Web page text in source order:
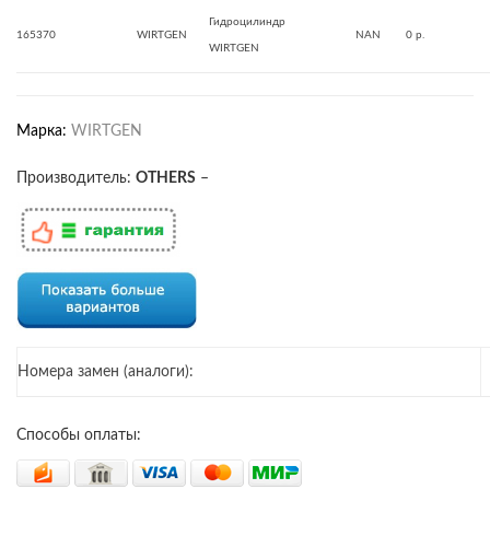
165370 WIRTGEN
Гидроцилиндр
WIRTGEN
NAN 0 р.
Марка: WIRTGEN
Производитель: OTHERS –
Номера замен (аналоги):
Способы оплаты: